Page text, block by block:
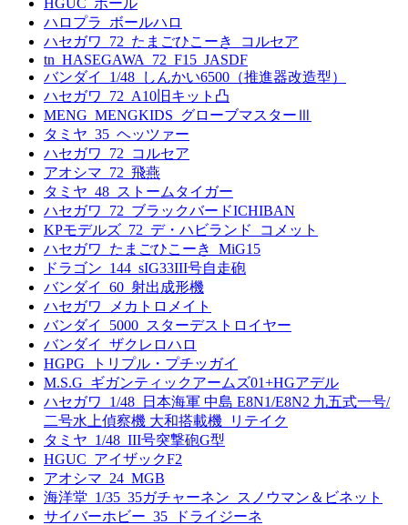
ハロプラ_ボールハロ
ハセガワ_72_たまごひこーき_コルセア
tn_HASEGAWA_72_F15_JASDF
バンダイ_1/48_しんかい6500（推進器改造型）
ハセガワ_72_A10旧キット凸
MENG_MENGKIDS_グローブマスターⅢ
タミヤ_35_ヘッツァー
ハセガワ_72_コルセア
アオシマ_72_飛燕
タミヤ_48_ストームタイガー
ハセガワ_72_ブラックバードICHIBAN
KPモデルズ_72_デ・ハビランド_コメット
ハセガワ_たまごひこーき_MiG15
ドラゴン_144_sIG33III号自走砲
バンダイ_60_射出成形機
ハセガワ_メカトロメイト
バンダイ_5000_スターデストロイヤー
バンダイ_ザクレロハロ
HGPG_トリプル・プチッガイ
M.S.G_ギガンティックアームズ01+HGアデル
ハセガワ_1/48_日本海軍 中島 E8N1/E8N2 九五式一号/
二号水上偵察機 大和搭載機_リテイク
タミヤ_1/48_III号突撃砲G型
HGUC_アイザックF2
アオシマ_24_MGB
海洋堂_1/35_35ガチャーネン_スノウマン＆ビネット
サイバーホビー_35_ドライジーネ